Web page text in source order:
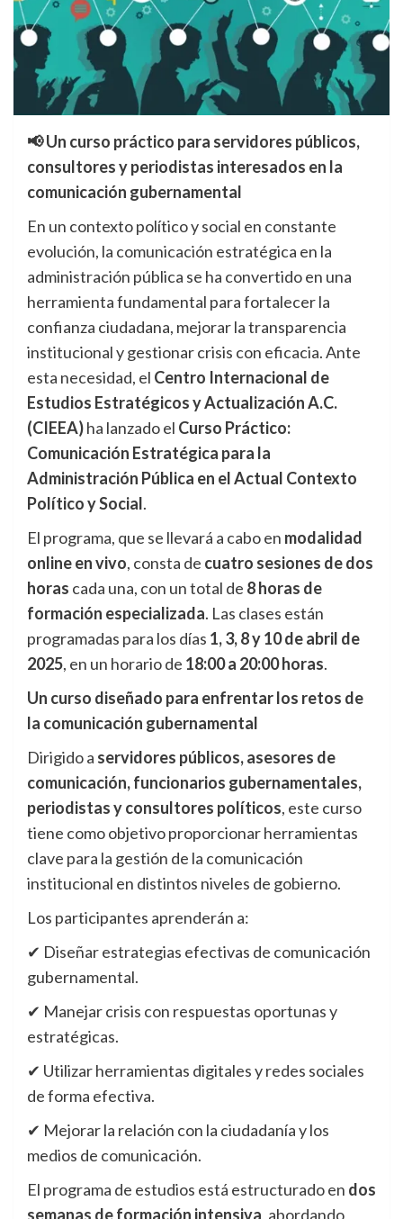
📢 Un curso práctico para servidores públicos,
consultores y periodistas interesados en la
comunicación gubernamental
En un contexto político y social en constante
evolución, la comunicación estratégica en la
administración pública se ha convertido en una
herramienta fundamental para fortalecer la
confianza ciudadana, mejorar la transparencia
institucional y gestionar crisis con eficacia. Ante
esta necesidad, el Centro Internacional de
Estudios Estratégicos y Actualización A.C.
(CIEEA)ha lanzado el Curso Práctico:
Comunicación Estratégica para la
Administración Pública en el Actual Contexto
Político y Social.
El programa, que se llevará a cabo en modalidad
online en vivo, consta de cuatro sesiones de dos
horas cada una, con un total de 8 horas de
formación especializada. Las clases están
programadas para los días 1, 3, 8 y 10 de abril de
2025, en un horario de 18:00 a 20:00 horas.
Un curso diseñado para enfrentar los retos de
la comunicación gubernamental
Dirigido a servidores públicos, asesores de
comunicación, funcionarios gubernamentales,
periodistas y consultores políticos, este curso
tiene como objetivo proporcionar herramientas
clave para la gestión de la comunicación
institucional en distintos niveles de gobierno.
Los participantes aprenderán a:
✔ Diseñar estrategias efectivas de comunicación
gubernamental.
✔ Manejar crisis con respuestas oportunas y
estratégicas.
✔ Utilizar herramientas digitales y redes sociales
de forma efectiva.
✔ Mejorar la relación con la ciudadanía y los
medios de comunicación.
El programa de estudios está estructurado en dos
semanas de formación intensiva , abordando